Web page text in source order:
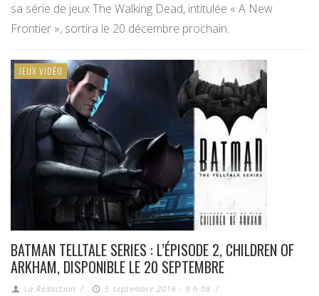
sa série de jeux The Walking Dead, intitulée « A New
Frontier », sortira le 20 décembre prochain.
JEUX VIDÉO
BATMAN TELLTALE SERIES : L’ÉPISODE 2, CHILDREN OF
ARKHAM, DISPONIBLE LE 20 SEPTEMBRE
La Redaction / 5 septembre 2016 - 9 h 08 /